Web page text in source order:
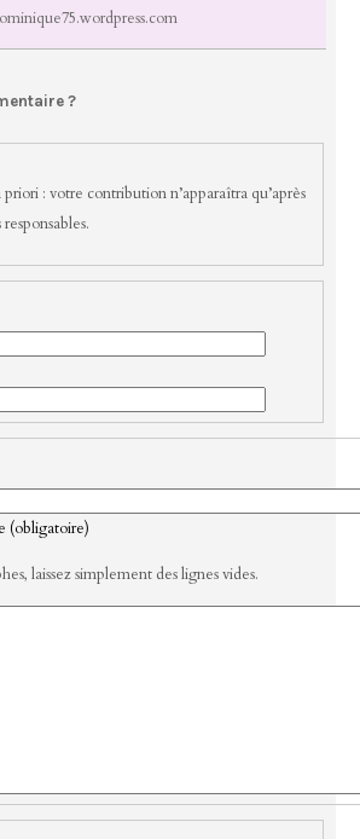
?
: votre contribution n’apparaîtra qu’après
(obligatoire)
laissez simplement des lignes vides.